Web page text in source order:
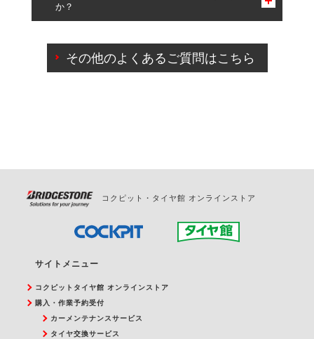
一部の商品・サービスの組み合わせに限り、同時にご予約が
出来ないものもございます。
か？
ご来店予約日の3営業日前を過ぎている場合のご予約
の日時変更につきましては、直接ご予約の店舗まで
その他のよくあるご質問はこちら
コクピット・タイヤ館 オンラインストア
サイトメニュー
コクピットタイヤ館 オンラインストア
購入・作業予約受付
カーメンテナンスサービス
タイヤ交換サービス